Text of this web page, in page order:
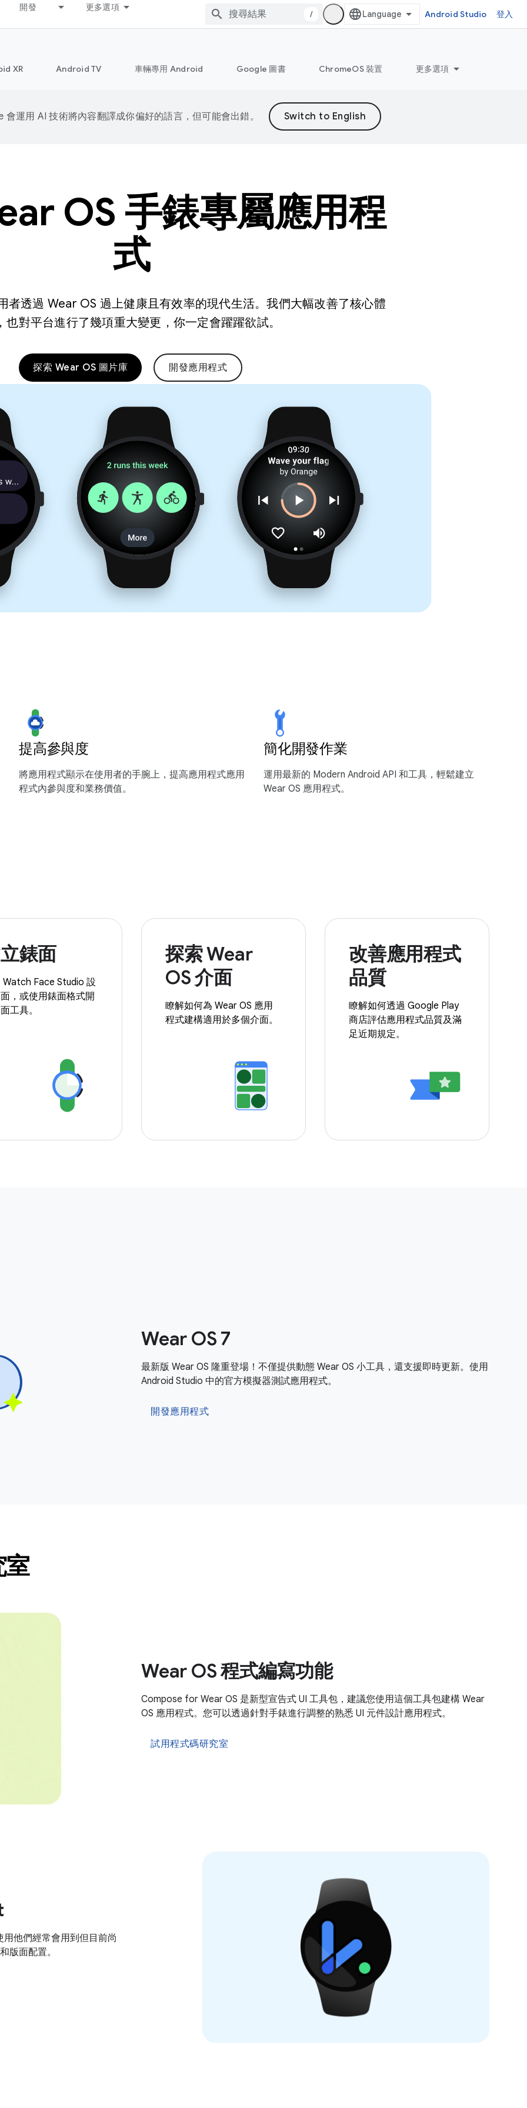
開發 更多選項
/ Android Studio 登入
XR Android TV 車輛專用 Android Google 圖書 ChromeOS 裝置 更多選項
會運用 AI 技術將內容翻譯成你偏好的語言，但可能會出錯。
OS 手錶專屬應用程
式
者透過 Wear OS 過上健康且有效率的現代生活。我們大幅改善了核心體
也對平台進行了幾項重大變更，你一定會躍躍欲試。
探索 Wear OS 圖片庫 開發應用程式
提高參與度
將應用程式顯示在使用者的手腕上，提高應用程式應用
程式內參與度和業務價值。
簡化開發作業
運用最新的 Modern Android API 和工具，輕鬆建立
Wear OS 應用程式。
錶面
Watch Face Studio 設
，或使用錶面格式開
工具。
探索 Wear
OS 介面
瞭解如何為 Wear OS 應用
程式建構適用於多個介面。
改善應用程式
品質
瞭解如何透過 Google Play
商店評估應用程式品質及滿
足近期規定。
Wear OS 7
最新版 Wear OS 隆重登場！不僅提供動態 Wear OS 小工具，還支援即時更新。使用
Android Studio 中的官方模擬器測試應用程式。
開發應用程式
室
Wear OS 程式編寫功能
Compose for Wear OS 是新型宣告式 UI 工具包，建議您使用這個工具包建構 Wear
OS 應用程式。您可以透過針對手錶進行調整的熟悉 UI 元件設計應用程式。
試用程式碼研究室
他們經常會用到但目前尚
版面配置。